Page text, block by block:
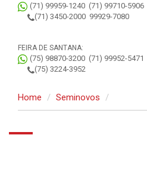
(71) 99959-1240 (71) 99710-5906
(71) 3450-2000 99929-7080
FEIRA DE SANTANA:
(75) 98870-3200 (71) 99952-5471
(75) 3224-3952
Home Seminovos